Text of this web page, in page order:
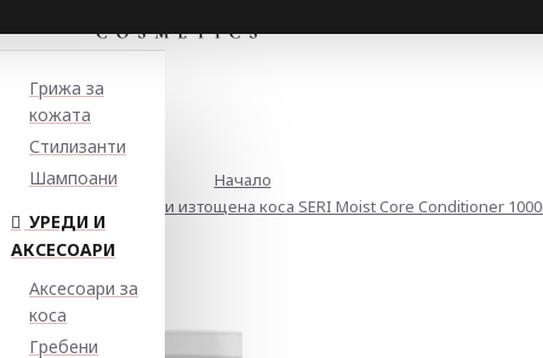
Грижа за
кожата
Стилизанти
Шампоани
УРЕДИ И
АКСЕСОАРИ
Аксесоари за
коса
Гребени
Начало
балсам за суха и изтощена коса SERI Moist Core Conditioner